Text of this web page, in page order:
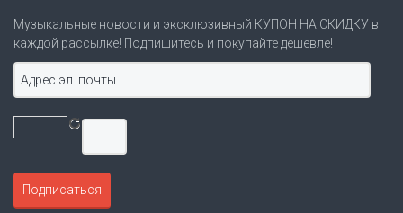
Музыкальные новости и эксклюзивный КУПОН НА СКИДКУ в
каждой рассылке! Подпишитесь и покупайте дешевле!